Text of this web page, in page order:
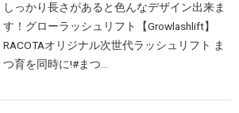
しっかり長さがあると色んなデザイン出来ま
す！グローラッシュリフト【Growlashlift】
RACOTAオリジナル次世代ラッシュリフト ま
つ育を同時に!#まつ…